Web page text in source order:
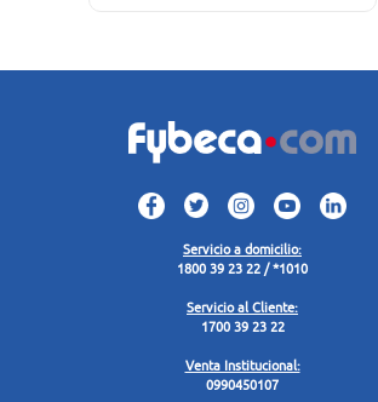
Servicio a domicilio:
1800 39 23 22 / *1010
Servicio al Cliente:
1700 39 23 22
Venta Institucional:
0990450107